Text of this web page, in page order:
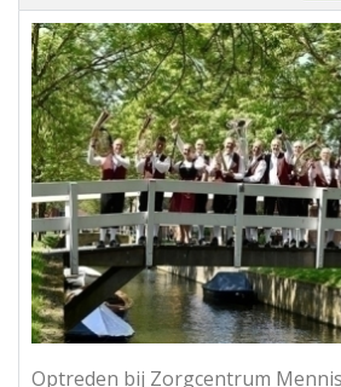
Optreden bij Zorgcentrum